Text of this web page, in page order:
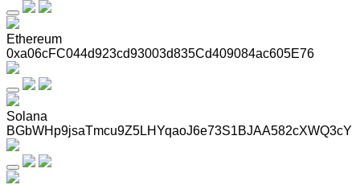
Ethereum
0xa06cFC044d923cd93003d835Cd409084ac605E76
Solana
BGbWHp9jsaTmcu9Z5LHYqaoJ6e73S1BJAA582cXWQ3cY